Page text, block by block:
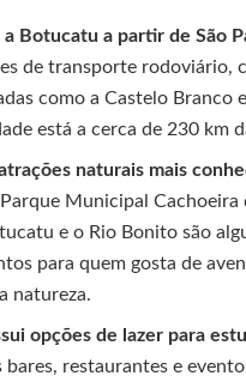
Botucatu a partir de São
de transporte rodoviário,
como a Castelo Branco
está a cerca de 230 km
naturais mais
Municipal Cachoeira
e o Rio Bonito são
para quem gosta de
natureza.
opções de lazer para
bares, restaurantes e